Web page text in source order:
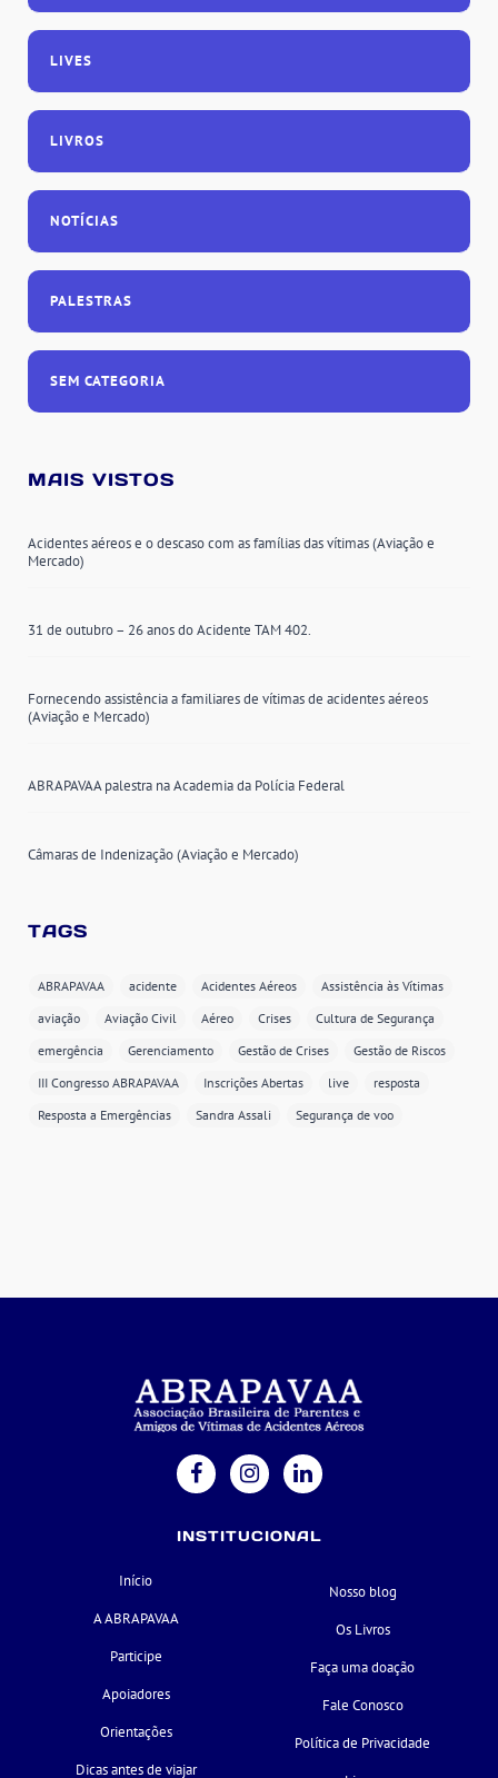
LIVES
LIVROS
NOTÍCIAS
PALESTRAS
SEM CATEGORIA
MAIS VISTOS
Acidentes aéreos e o descaso com as famílias das vítimas (Aviação e
Mercado)
31 de outubro – 26 anos do Acidente TAM 402.
Fornecendo assistência a familiares de vítimas de acidentes aéreos
(Aviação e Mercado)
ABRAPAVAA palestra na Academia da Polícia Federal
Câmaras de Indenização (Aviação e Mercado)
TAGS
ABRAPAVAA acidente Acidentes Aéreos
Assistência às Vítimas
aviação
Aviação Civil Aéreo Crises
Cultura de Segurança
emergência
Gerenciamento Gestão de Crises
Gestão de Riscos
III Congresso ABRAPAVAA
Inscrições Abertas live
resposta
Resposta a Emergências
Sandra Assali Segurança de voo
INSTITUCIONAL
Início
A ABRAPAVAA
Participe
Apoiadores
Orientações
Dicas antes de viajar
Nosso blog
Os Livros
Faça uma doação
Fale Conosco
Política de Privacidade